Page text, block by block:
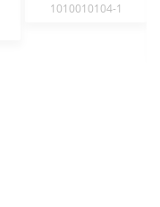
1010010104-1